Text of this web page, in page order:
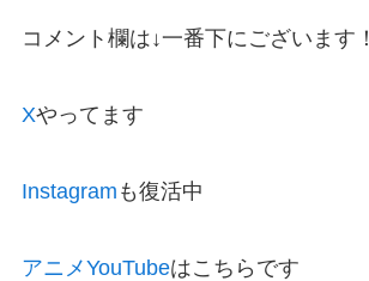
コメント欄は↓一番下にございます！
Xやってます
Instagram も復活中
アニメYouTubeはこちらです